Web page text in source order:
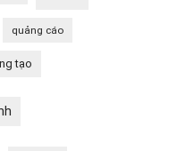
quảng cáo
tạo